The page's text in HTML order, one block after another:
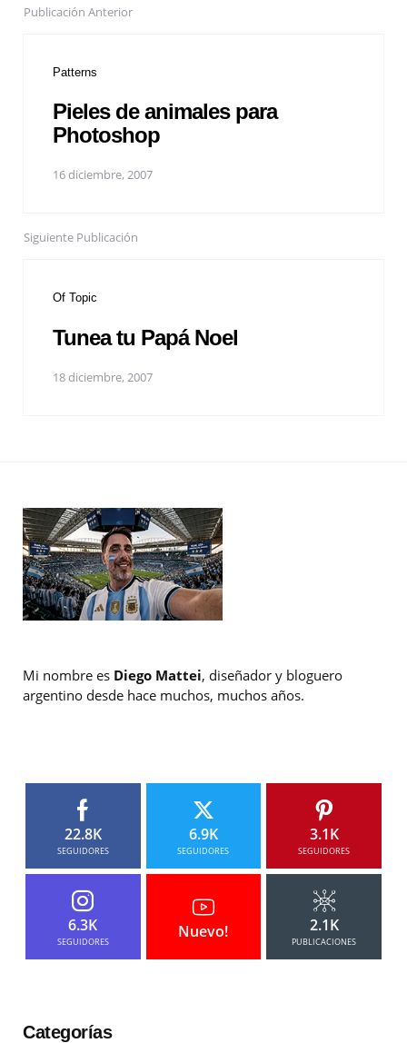
Publicación Anterior
Patterns
Pieles de animales para
Photoshop
16 diciembre, 2007
Siguiente Publicación
Of Topic
Tunea tu Papá Noel
18 diciembre, 2007
Mi nombre es Diego Mattei, diseñador y bloguero
argentino desde hace muchos, muchos años.
22.8K
SEGUIDORES
6.9K
SEGUIDORES
3.1K
SEGUIDORES
6.3K
SEGUIDORES
Nuevo! 2.1K
PUBLICACIONES
Categorías